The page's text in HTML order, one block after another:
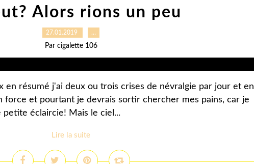
Alors rions un peu
27.01.2019 …
Par cigalette 106
en résumé j'ai deux ou trois crises de névralgie par jour et en
force et pourtant je devrais sortir chercher mes pains, car je
petite éclaircie! Mais le ciel...
Lire la suite